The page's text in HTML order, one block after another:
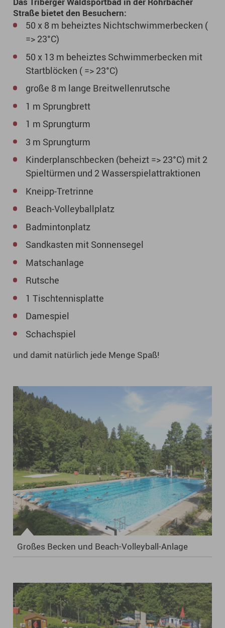
Großes Becken und Beach-Volleyball-Anlage
Straße bietet den Besuchern:
50 x 8 m beheiztes Nichtschwimmerbecken (
=> 23°C)
50 x 13 m beheiztes Schwimmerbecken mit
Startblöcken ( => 23°C)
große 8 m lange Breitwellenrutsche
1 m Sprungbrett
1 m Sprungturm
3 m Sprungturm
Kinderplanschbecken (beheizt => 23°C) mit 2
Spieltürmen und 2 Wasserspielattraktionen
Kneipp-Tretrinne
Beach-Volleyballplatz
Badmintonplatz
Sandkasten mit Sonnensegel
Matschanlage
Rutsche
1 Tischtennisplatte
Damespiel
Schachspiel
und damit natürlich jede Menge Spaß!